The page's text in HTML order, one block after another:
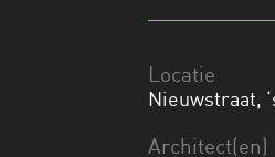
Locatie
Nieuwstraat,
Architect(en)